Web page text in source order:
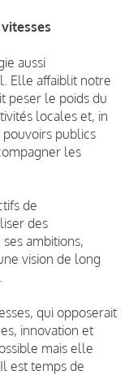
aussi
Elle affaiblit notre
peser le poids du
locales et, in
pouvoirs publics
les
de
des
ambitions,
vision de long
qui opposerait
innovation et
mais elle
est temps de